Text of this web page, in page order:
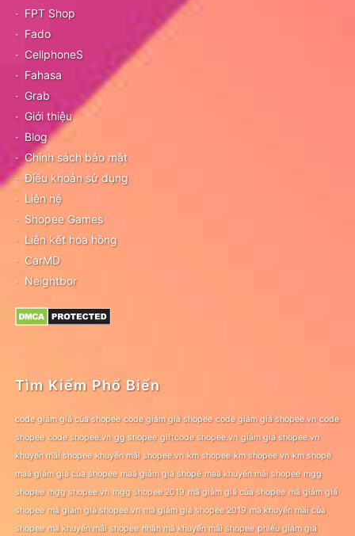
FPT Shop
Fado
CellphoneS
Fahasa
Grab
Giới thiệu
Blog
Chính sách bảo mật
Điều khoản sử dụng
Liên hệ
Shopee Games
Liên kết hoa hồng
CarMD
Neightbor
Tìm Kiếm Phổ Biến
code giảm giá của shopee code giảm giá shopee code giảm giá shopee.vn code
shopee code shopee.vn gg shopee giftcode shopee.vn giảm giá shopee.vn
khuyến mãi shopee khuyến mãi shopee.vn km shopee km shopee vn km shopê
maã giảm giá của shopee maã giảm giá shopê maã khuyến mãi shopee mgg
shopee mgg shopee.vn mgg shopee 2019 mã giảm giá của shopee mã giảm giá
shopee mã giảm giá shopee.vn mã giảm giá shopee 2019 mã khuyến mãi của
shopee mã khuyến mãi shopee nhận mã khuyến mãi shopee phiếu giảm giá